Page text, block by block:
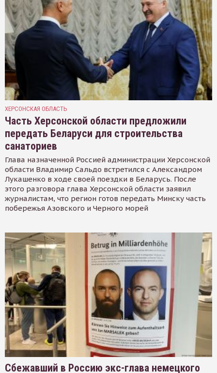
ХЕРСОНСКАЯ ОБЛАСТЬ
Часть Херсонской области предложили
передать Беларуси для строительства
санаториев
Глава назначенной Россией администрации Херсонской
области Владимир Сальдо встретился с Александром
Лукашенко в ходе своей поездки в Беларусь. После
этого разговора глава Херсонской области заявил
журналистам, что регион готов передать Минску часть
побережья Азовского и Черного морей
Сбежавший в Россию экс-глава немецкого